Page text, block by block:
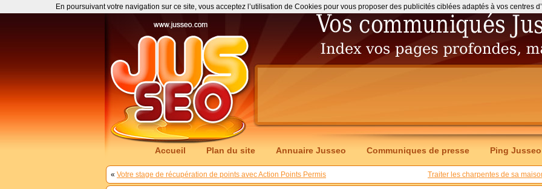
Accueil Plan du site Annuaire Jusseo Communiques de presse Ping Jusseo
« Votre stage de récupération de points avec Action Points Permis Traiter les charpentes de sa
En poursuivant votre navigation sur ce site, vous acceptez l’utilisation de Cookies pour vous proposer des publicités ciblées adaptés à vos centres